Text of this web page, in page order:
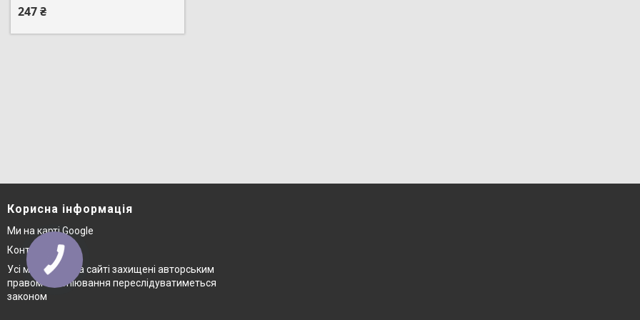
247 ₴
Корисна інформація
Ми на карті Google
Контакти
Усі матеріали на сайті захищені авторським
правом © копіювання переслідуватиметься
законом